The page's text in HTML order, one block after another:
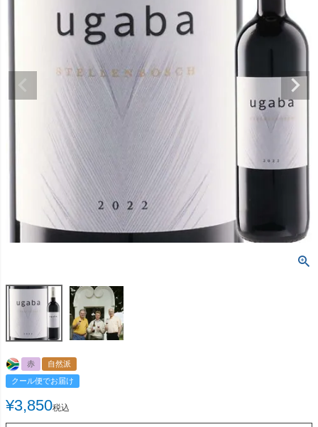
赤
自然派
クール便でお届け
¥3,850税込